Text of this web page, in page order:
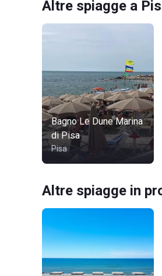
Altre spiagge a
Bagno Le Dune Marina
di Pisa
Pisa
Altre spiagge in